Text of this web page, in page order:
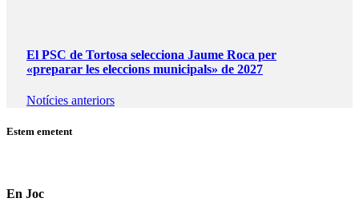
El PSC de Tortosa selecciona Jaume Roca per
«preparar les eleccions municipals» de 2027
Notícies anteriors
Estem emetent
En Joc